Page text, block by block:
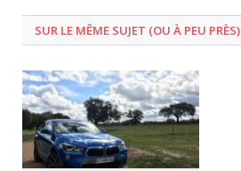
SUR LE MÊME SUJET (OU À PEU PRÈS)